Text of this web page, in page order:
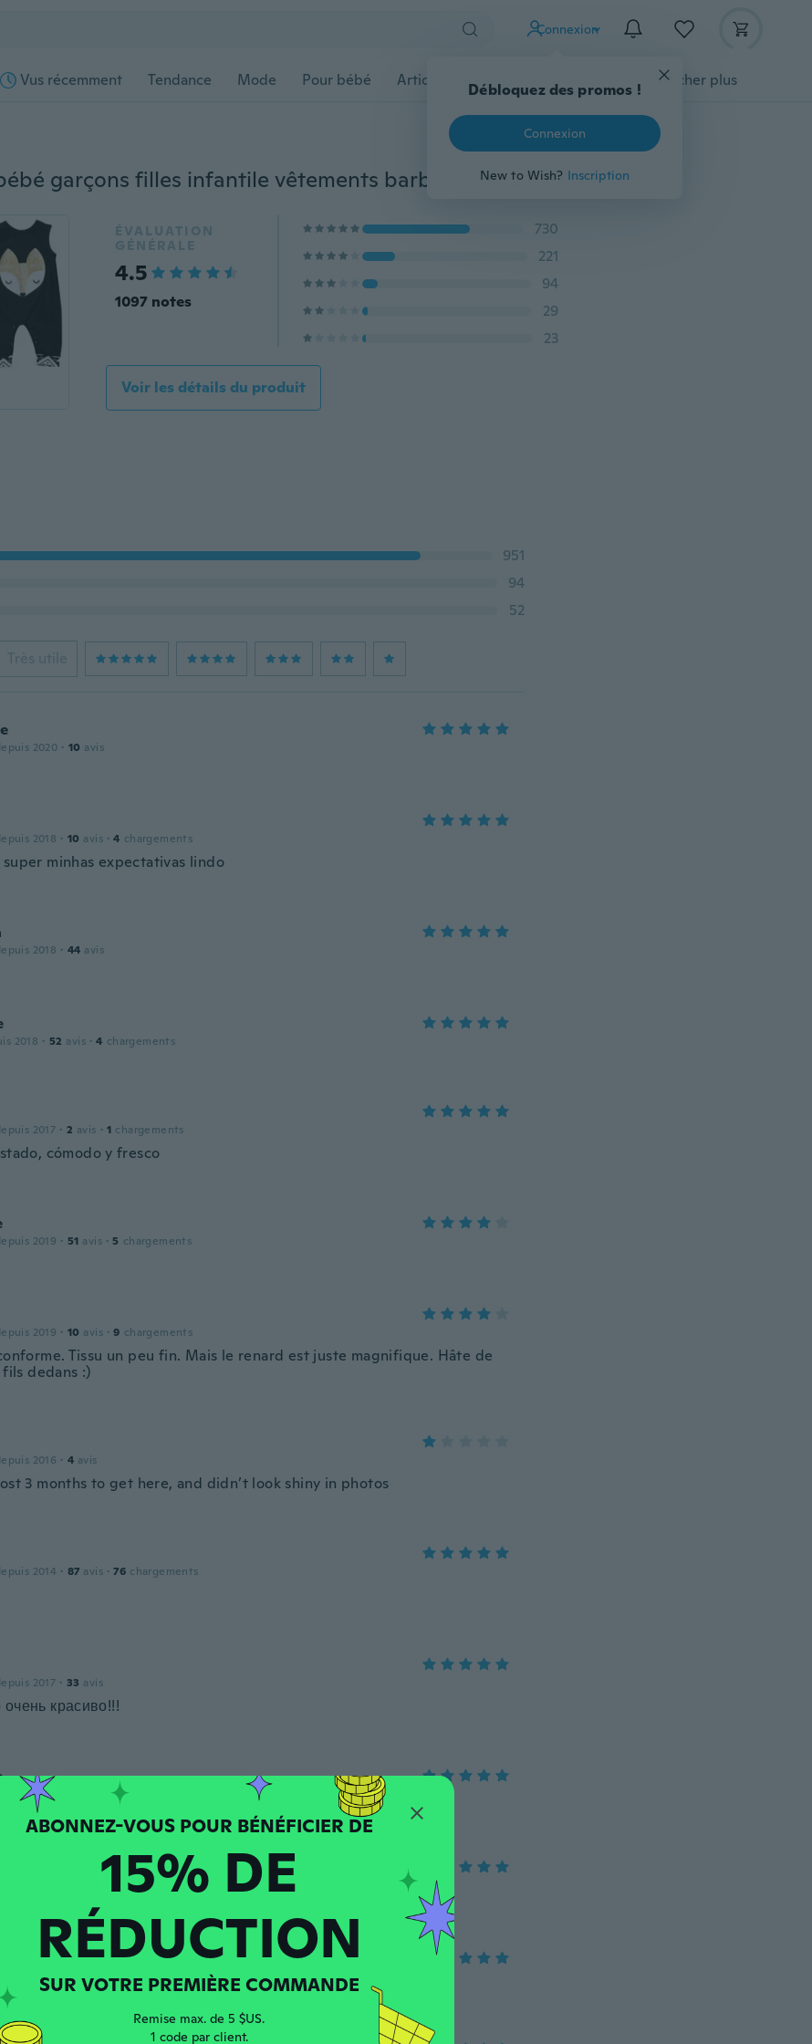
Connexion
Débloquez des promos !
Connexion
New to Wish? Inscription
Vus récemment Tendance Mode Pour bébé Articles pour animaux domestiques Afficher plus
Mignon été bébé garçons filles infantile vêtements barboteuse combinaison une pièces tenues 0-24 mois
ÉVALUATION
GÉNÉRALE
4.5
1097 notes
730
221
94
29
23
Voir les détails du produit
951
94
52
Très utile
2020 · 10 avis
2018 · 10 avis · 4 chargements
minhas expectativas lindo
2018 · 44 avis
2018 · 52 avis · 4 chargements
2017 · 2 avis · 1 chargements
cómodo y fresco
2019 · 51 avis · 5 chargements
2019 · 10 avis · 9 chargements
Tissu un peu fin. Mais le renard est juste magnifique. Hâte de
dedans :)
2016 · 4 avis
3 months to get here, and didn’t look shiny in photos
2014 · 87 avis · 76 chargements
2017 · 33 avis
красиво!!!
2017
2016
2018 · 26
avis
15% DE
RÉDUCTION
SUR VOTRE PREMIÈRE COMMANDE
Remise max. de 5 $US.
1 code par client.